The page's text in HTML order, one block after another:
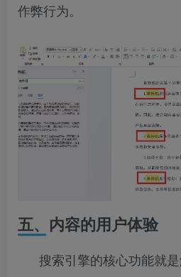
作弊行为。
五、内容的用户体验
搜索引擎的核心功能就